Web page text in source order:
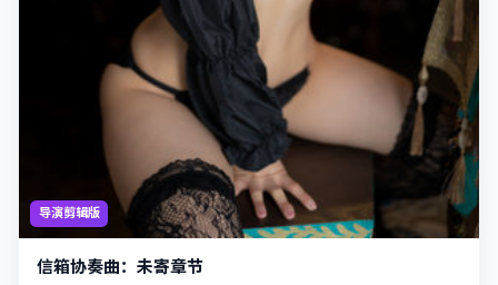
导演剪辑版
信箱协奏曲：未寄章节